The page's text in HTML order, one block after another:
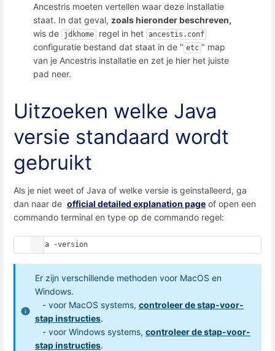
Ancestris moeten vertellen waar deze installatie
staat. In dat geval, zoals hieronder beschreven,
wis de
jdkhome regel in het ancestis.conf
configuratie bestand dat staat in de " etc " map
van je Ancestris installatie en zet je hier het juiste
pad neer.
Uitzoeken welke Java
versie standaard wordt
gebruikt
Als je niet weet of Java of welke versie is geinstalleerd, ga
dan naar de official detailed explanation page of open een
commando terminal en type op de commando regel:
java -version
Er zijn verschillende methoden voor MacOS en
Windows.
- voor MacOS systems, controleer de stap-voor-
stap instructies.
- voor Windows systems, controleer de stap-voor-
stap instructies.